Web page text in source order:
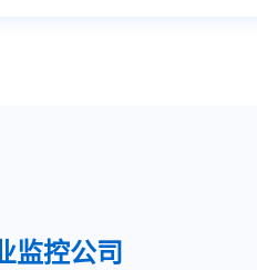
监控公司